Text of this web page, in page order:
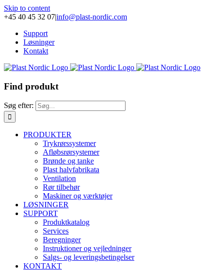
Skip to content
+45 40 45 32 07|info@plast-nordic.com
Support
Løsninger
Kontakt
Find produkt
Søg efter:
PRODUKTER
Trykrørssystemer
Afløbsrørsystemer
Brønde og tanke
Plast halvfabrikata
Ventilation
Rør tilbehør
Maskiner og værktøjer
LØSNINGER
SUPPORT
Produktkatalog
Services
Beregninger
Instruktioner og vejledninger
Salgs- og leveringsbetingelser
KONTAKT